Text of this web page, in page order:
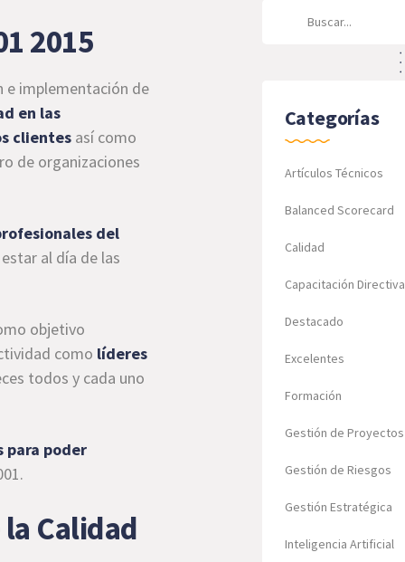
2015
e implementación de
en las
clientes así como
de organizaciones
del
al día de las
objetivo
como líderes
todos y cada uno
para poder
Calidad
Categorías
Artículos Técnicos
Balanced Scorecard
Calidad
Capacitación Directiva
Destacado
Excelentes
Formación
Gestión de Proyectos
Gestión de Riesgos
Gestión Estratégica
Inteligencia Artificial